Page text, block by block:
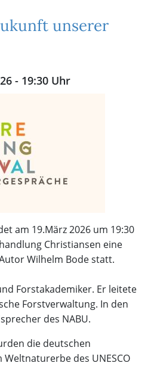
unserer
- 19:30 Uhr
am 19.März 2026 um 19:30
Christiansen eine
Wilhelm Bode statt.
Forstakademiker. Er leitete
Forstverwaltung. In den
des NABU.
die deutschen
des UNESCO